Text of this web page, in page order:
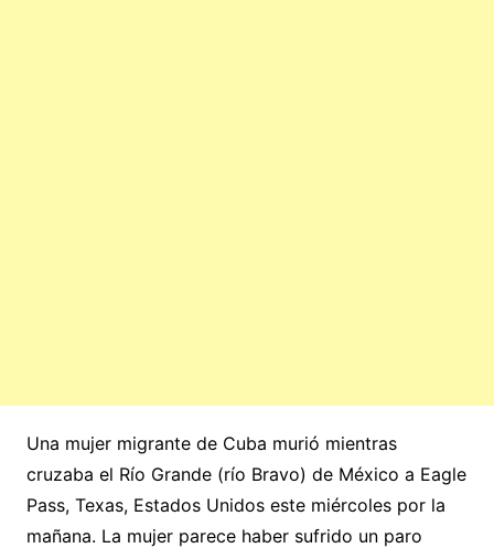
Una mujer migrante de Cuba murió mientras
cruzaba el Río Grande (río Bravo) de México a Eagle
Pass, Texas, Estados Unidos este miércoles por la
mañana. La mujer parece haber sufrido un paro